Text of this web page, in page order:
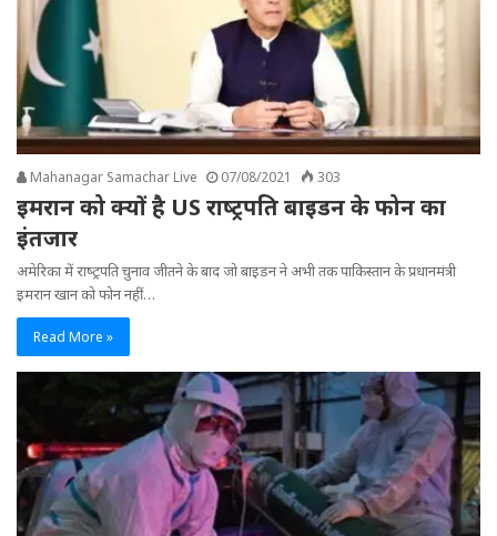
Mahanagar Samachar Live 07/08/2021 303
इमरान को क्‍यों है US राष्‍ट्रपति बाइडन के फोन का
इंतजार
अमेरिका में राष्‍ट्रपति चुनाव जीतने के बाद जो बाइडन ने अभी तक पाक‍िस्‍तान के प्रधानमंत्री
इमरान खान को फोन नहीं…
Read More »